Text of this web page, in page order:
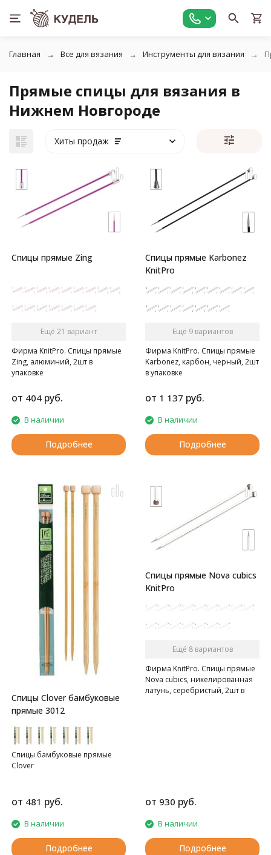
Главная Все для вязания Инструменты для вязания
Прямые спицы для вязания в
Нижнем Новгороде
Хиты продаж
Спицы прямые Zing
Ещё 21 вариант
Фирма KnitPro. Спицы прямые
Zing, алюминий, 2шт в
упаковке
от 404 руб.
В наличии
Подробнее
Спицы прямые Karbonez
KnitPro
Ещё 9 вариантов
Фирма KnitPro. Спицы прямые
Karbonez, карбон, черный, 2шт
в упаковке
от 1 137 руб.
В наличии
Подробнее
Спицы Clover бамбуковые
прямые 3012
Спицы бамбуковые прямые
Clover
от 481 руб.
В наличии
Подробнее
Спицы прямые Nova cubics
KnitPro
Ещё 8 вариантов
Фирма KnitPro. Спицы прямые
Nova cubics, никелированная
латунь, серебристый, 2шт в
от 930 руб.
В наличии
Подробнее